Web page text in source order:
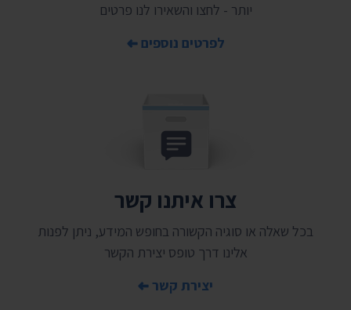
יותר - לחצו והשאירו לנו פרטים
לפרטים נוספים
צרו איתנו קשר
בכל שאלה או סוגיה הקשורה בחופש המידע, ניתן לפנות
אלינו דרך טופס יצירת הקשר
יצירת קשר